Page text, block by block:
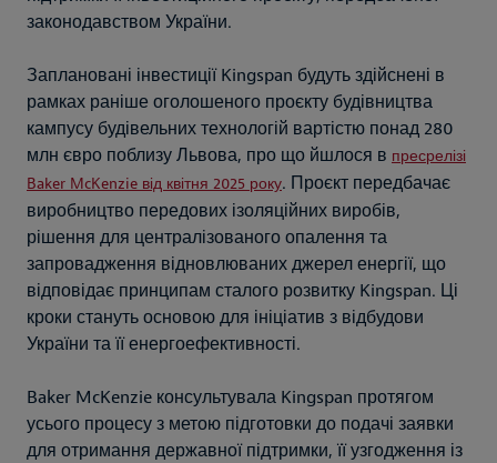
законодавством України.
Заплановані інвестиції Kingspan будуть здійснені в
рамках раніше оголошеного проєкту будівництва
кампусу будівельних технологій вартістю понад 280
млн євро поблизу Львова, про що йшлося в пресрелізі
Baker McKenzie від квітня 2025 року. Проєкт передбачає
виробництво передових ізоляційних виробів,
рішення для централізованого опалення та
запровадження відновлюваних джерел енергії, що
відповідає принципам сталого розвитку Kingspan. Ці
кроки стануть основою для ініціатив з відбудови
України та її енергоефективності.
Baker McKenzie консультувала Kingspan протягом
усього процесу з метою підготовки до подачі заявки
для отримання державної підтримки, її узгодження із